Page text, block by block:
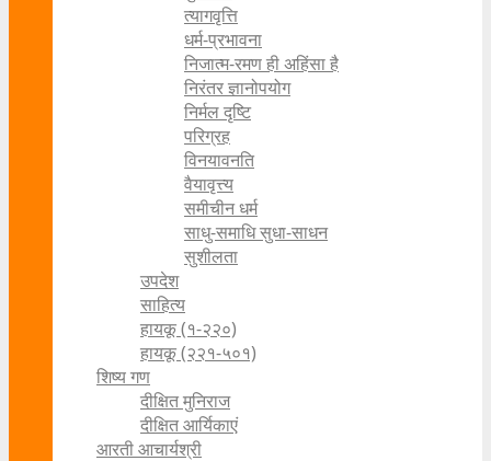
त्यागवृत्ति
धर्म-प्रभावना
निजात्म-रमण ही अहिंसा है
निरंतर ज्ञानोपयोग
निर्मल दृष्टि
परिग्रह
विनयावनति
वैयावृत्त्य
समीचीन धर्म
साधु-समाधि सुधा-साधन
सुशीलता
उपदेश
साहित्य
हायकू (१‍-२२०)
हायकू (२२१-५०१)
शिष्य गण
दीक्षित मुनिराज
दीक्षित आर्यिकाएं
आरती आचार्यश्री